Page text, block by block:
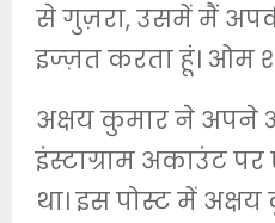
से गुज़रा, उसमें मैं
इज्ज़त करता हूं। ओम
अक्षय कुमार ने अपने
इंस्टाग्राम अकाउंट
था। इस पोस्ट में